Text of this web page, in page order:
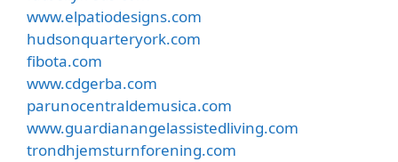
www.elpatiodesigns.com
hudsonquarteryork.com
fibota.com
www.cdgerba.com
parunocentraldemusica.com
www.guardianangelassistedliving.com
trondhjemsturnforening.com